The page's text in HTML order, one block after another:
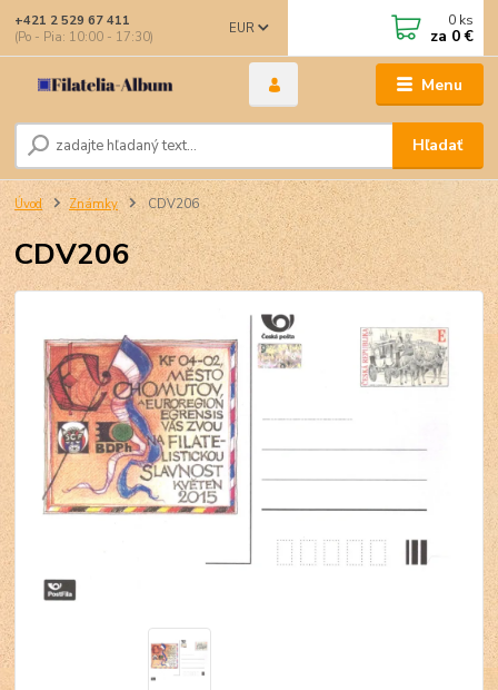
Menu
EUR
Hľadať
+421 2 529 67 411
(Po - Pia: 10:00 - 17:30)
0 ks
za 0 €
Úvod Známky CDV206
CDV206